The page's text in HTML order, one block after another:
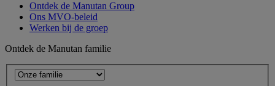
Ontdek de Manutan Group
Ons MVO-beleid
Werken bij de groep
Ontdek de Manutan familie